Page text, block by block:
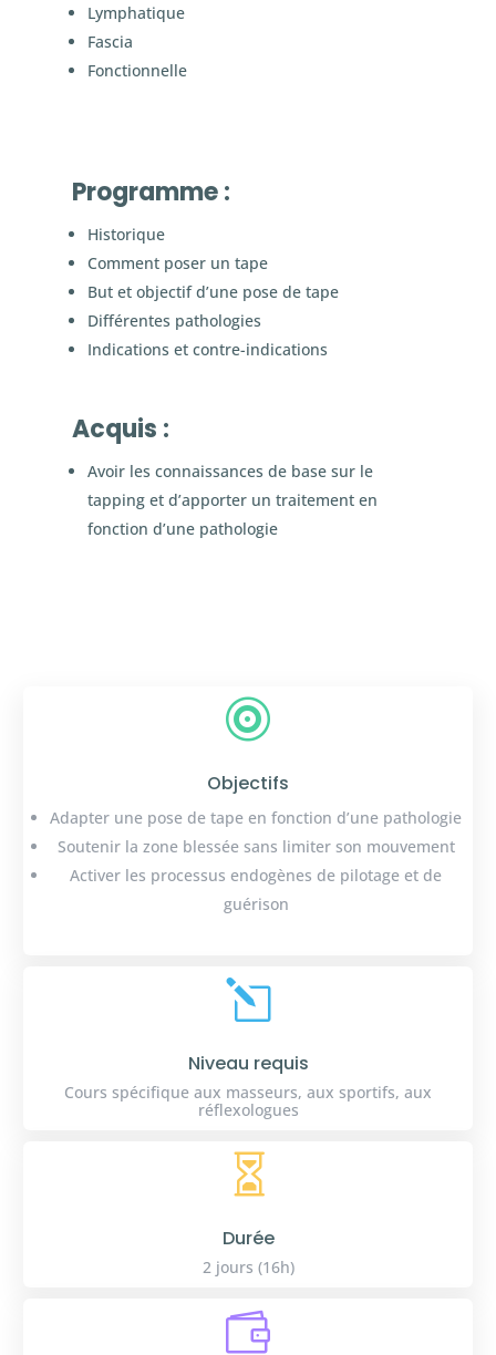
Lymphatique
Fascia
Fonctionnelle
Programme :
Historique
Comment poser un tape
But et objectif d’une pose de tape
Différentes pathologies
Indications et contre-indications
Acquis :
Avoir les connaissances de base sur le
tapping et d’apporter un traitement en
fonction d’une pathologie

Objectifs
Adapter une pose de tape en fonction d’une pathologie
Soutenir la zone blessée sans limiter son mouvement
Activer les processus endogènes de pilotage et de
guérison
l
Niveau requis
Cours spécifique aux masseurs, aux sportifs, aux
réflexologues

Durée
2 jours (16h)
